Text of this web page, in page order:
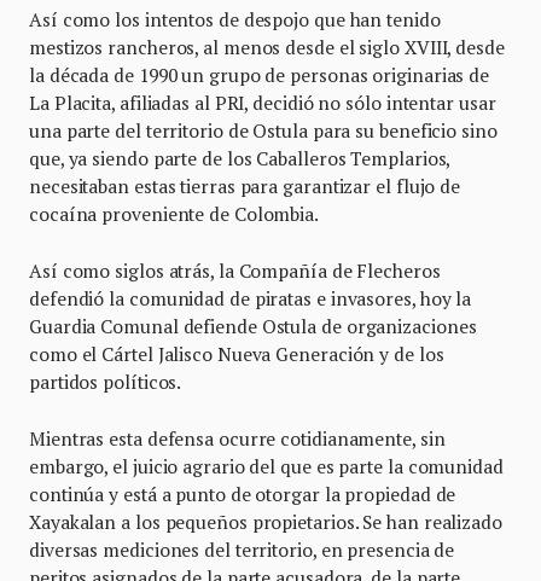
Así como los intentos de despojo que han tenido
mestizos rancheros, al menos desde el siglo XVIII, desde
la década de 1990 un grupo de personas originarias de
La Placita, afiliadas al PRI, decidió no sólo intentar usar
una parte del territorio de Ostula para su beneficio sino
que, ya siendo parte de los Caballeros Templarios,
necesitaban estas tierras para garantizar el flujo de
cocaína proveniente de Colombia.
Así como siglos atrás, la Compañía de Flecheros
defendió la comunidad de piratas e invasores, hoy la
Guardia Comunal defiende Ostula de organizaciones
como el Cártel Jalisco Nueva Generación y de los
partidos políticos.
Mientras esta defensa ocurre cotidianamente, sin
embargo, el juicio agrario del que es parte la comunidad
continúa y está a punto de otorgar la propiedad de
Xayakalan a los pequeños propietarios. Se han realizado
diversas mediciones del territorio, en presencia de